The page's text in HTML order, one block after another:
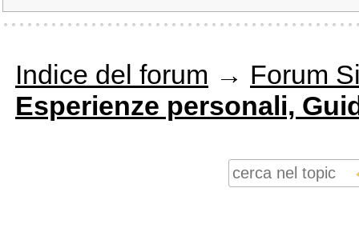
Indice del forum → Forum
Esperienze personali,